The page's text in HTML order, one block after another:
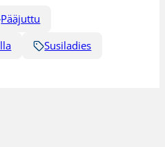
Pääjuttu
Susiladies